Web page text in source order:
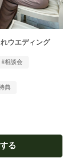
ウエディング
#相談会
典
る